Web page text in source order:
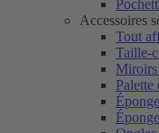
Accessoires
Tout
Taille-
Miroirs